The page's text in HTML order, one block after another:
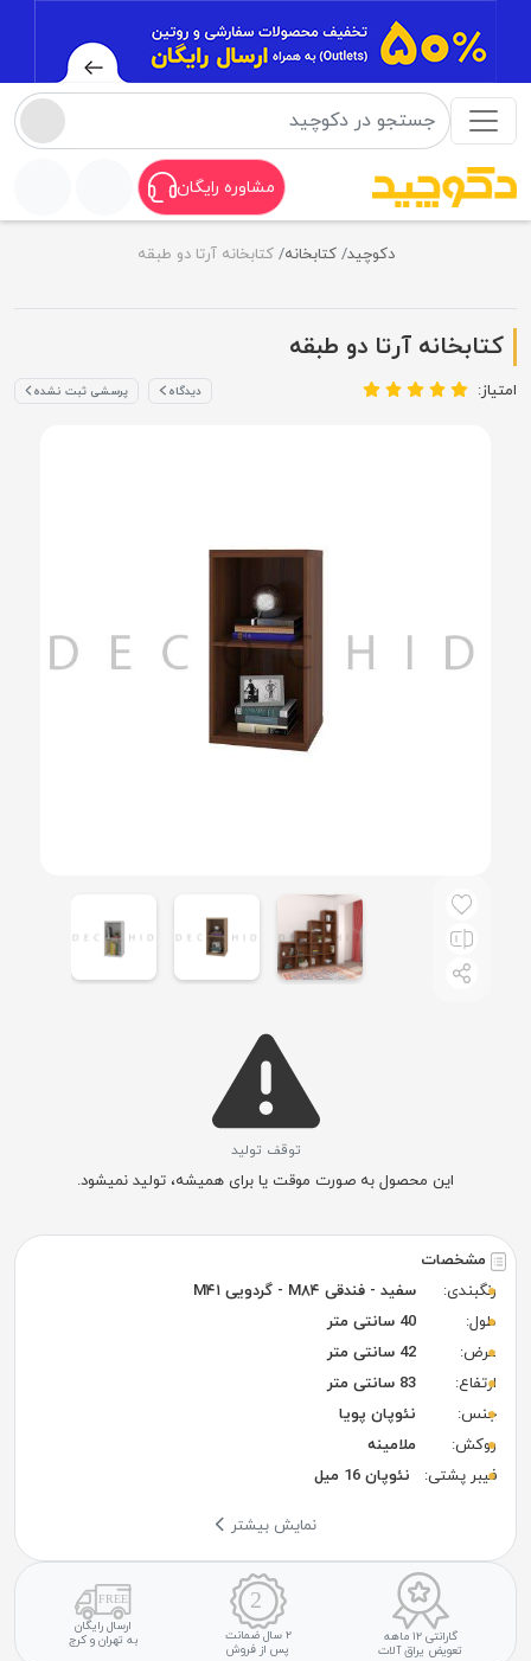
مشاوره رایگان
دکوچید کتابخانه کتابخانه آرتا دو طبقه
کتابخانه آرتا دو طبقه
امتیاز: دیدگاه پرسشی ثبت نشده
مشخصات
رنگبندی:
سفید - فندقی M۸۴ - گردویی M۴۱
طول:
40 سانتی متر
عرض:
42 سانتی متر
ارتفاع:
83 سانتی متر
جنس:
نئوپان پویا
روکش:
ملامینه
فیبر پشتی:
نئوپان 16 میل
نمایش بیشتر
گارانتی ۱۲ ماهه
تعویض یراق آلات
۲ سال ضمانت
پس از فروش
ارسال رایگان
به تهران و کرج
توقف تولید
این محصول به صورت موقت یا برای همیشه، تولید نمیشود.